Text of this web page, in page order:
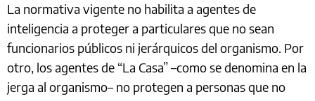
La normativa vigente no habilita a agentes de
inteligencia a proteger a particulares que no sean
funcionarios públicos ni jerárquicos del organismo. Por
otro, los agentes de “La Casa” –como se denomina en la
jerga al organismo– no protegen a personas que no